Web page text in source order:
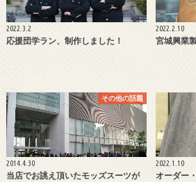
2022.3.2
応援団学ラン、制作しました！
2022.2.10
宮城興業
その他の話題
2014.4.30
当店でお誂え頂いたモッズスーツが
2022.1.10
オーダー